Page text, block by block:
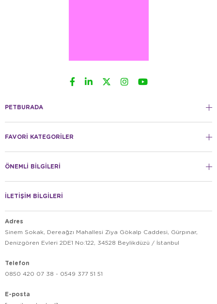
PETBURADA
FAVORİ KATEGORİLER
ÖNEMLİ BİLGİLERİ
İLETİŞİM BİLGİLERİ
Adres
Sinem Sokak, Dereağzı Mahallesi Ziya Gökalp Caddesi, Gürpınar,
Denizgören Evleri 2DE1 No:122, 34528 Beylikdüzü / İstanbul
Telefon
0850 420 07 38 - 0549 377 51 51
E-posta